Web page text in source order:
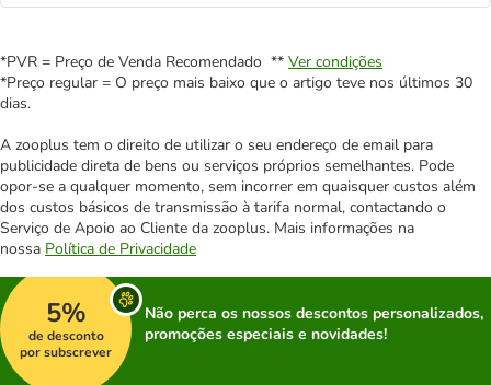
*PVR = Preço de Venda Recomendado ** Ver condições
*Preço regular = O preço mais baixo que o artigo teve nos últimos 30
dias.
A zooplus tem o direito de utilizar o seu endereço de email para
publicidade direta de bens ou serviços próprios semelhantes. Pode
opor-se a qualquer momento, sem incorrer em quaisquer custos além
dos custos básicos de transmissão à tarifa normal, contactando o
Serviço de Apoio ao Cliente da zooplus. Mais informações na
nossa Política de Privacidade
5%
de desconto
por subscrever
Não perca os nossos descontos personalizados,
promoções especiais e novidades!